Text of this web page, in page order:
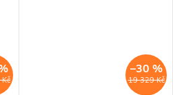
19 329 Kč
–30 %